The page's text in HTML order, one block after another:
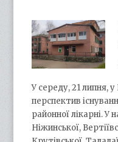
У середу, 21 липня,
перспектив
районної лікарні. У
Ніжинської,